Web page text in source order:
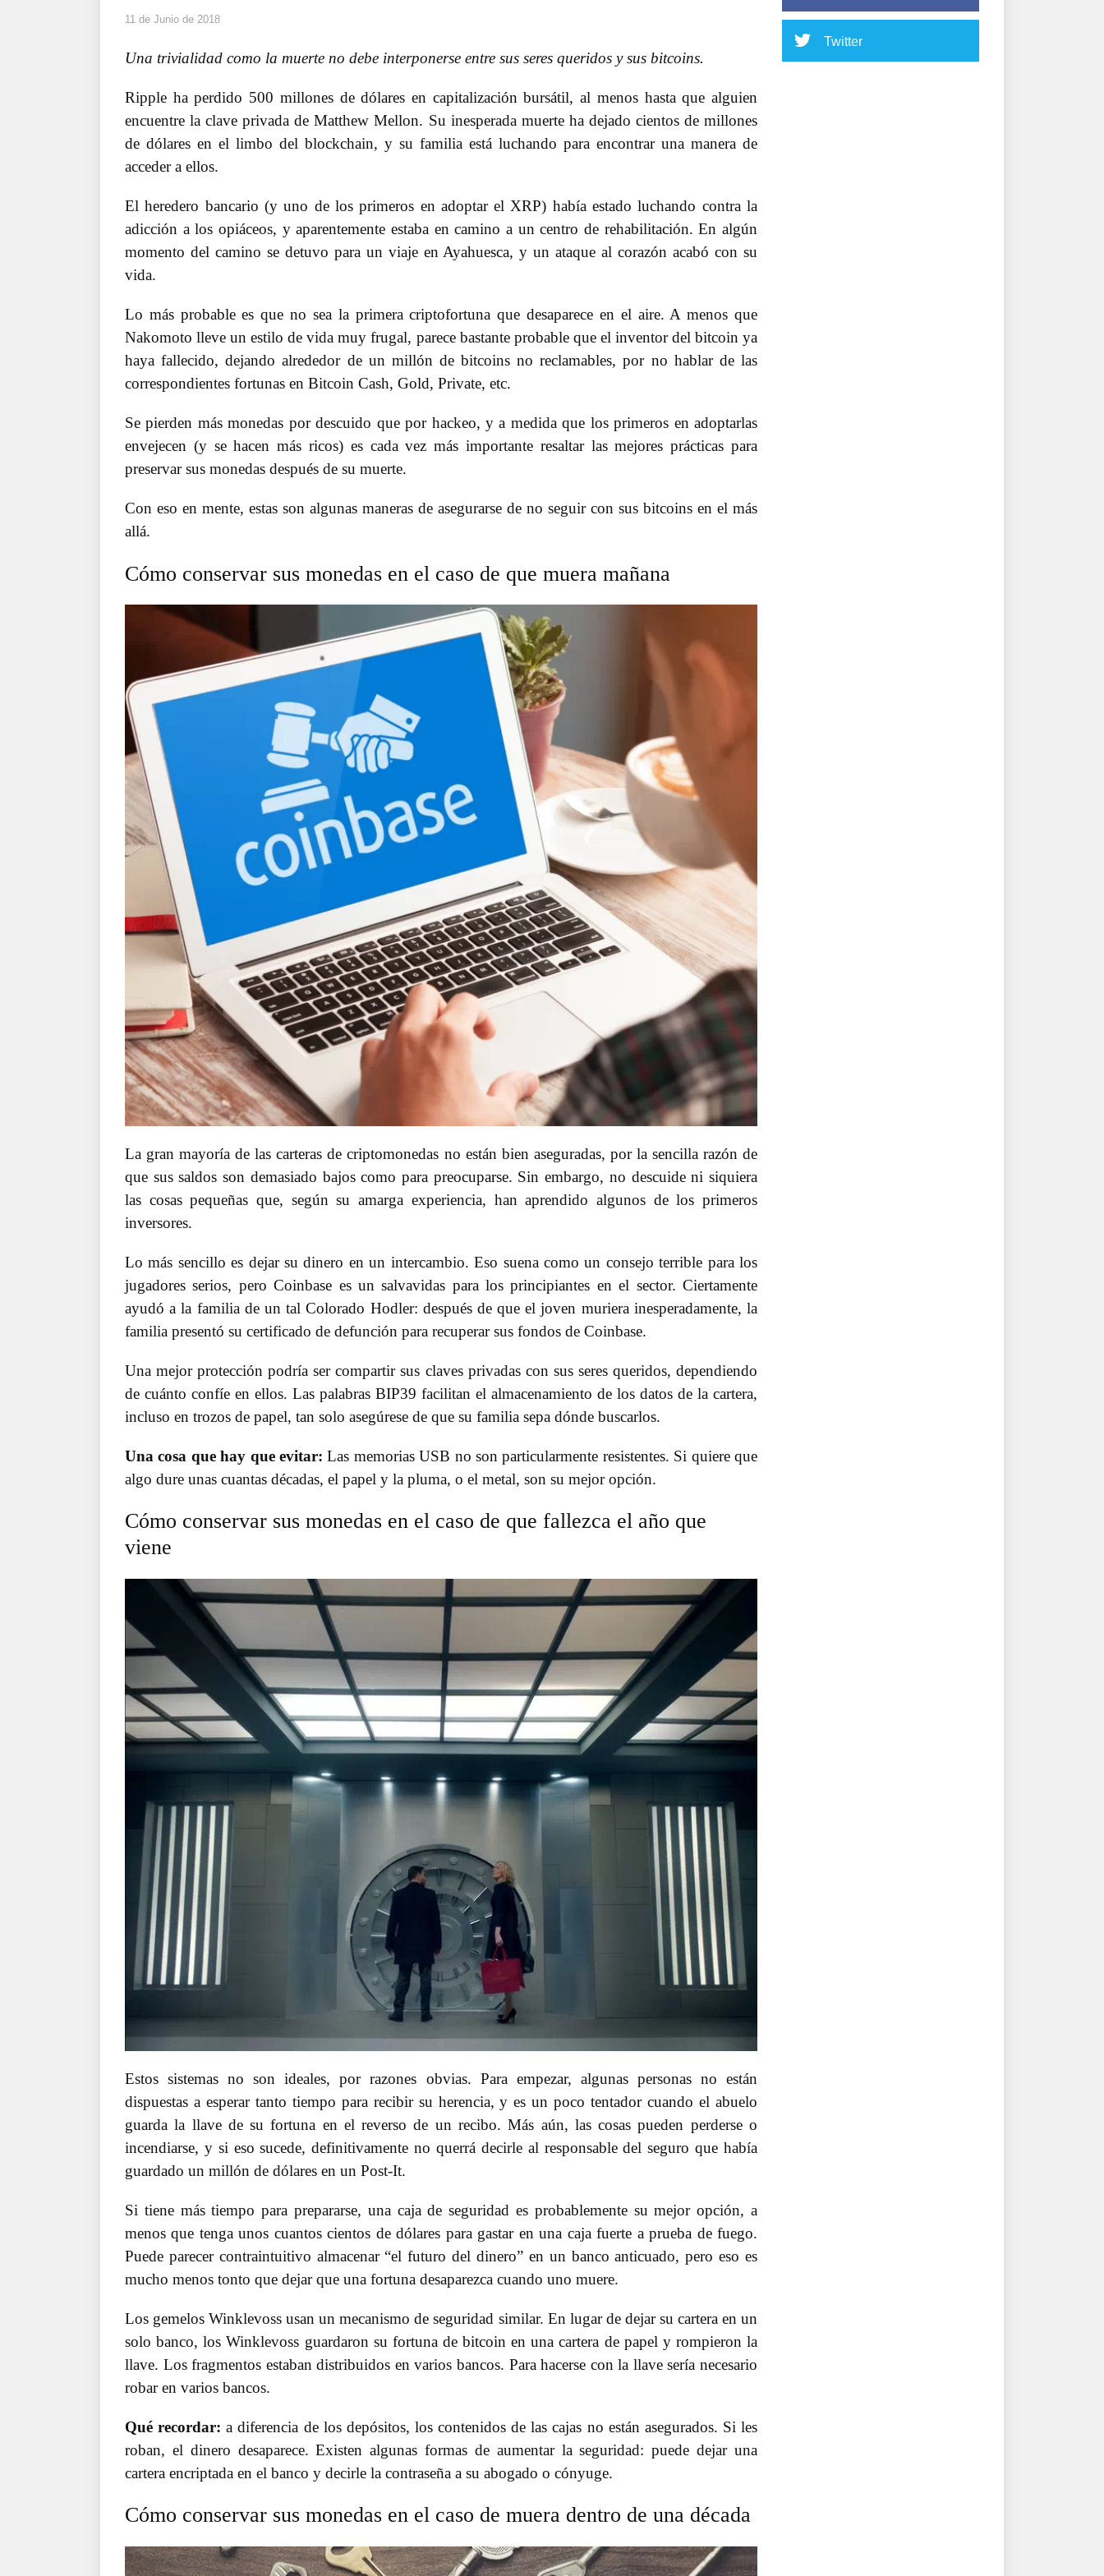
11 de Junio de 2018
Una trivialidad como la muerte no debe interponerse entre sus seres queridos y sus bitcoins.
Ripple ha perdido 500 millones de dólares en capitalización bursátil, al menos hasta que alguien
encuentre la clave privada de Matthew Mellon. Su inesperada muerte ha dejado cientos de millones
de dólares en el limbo del blockchain, y su familia está luchando para encontrar una manera de
acceder a ellos.
El heredero bancario (y uno de los primeros en adoptar el XRP) había estado luchando contra la
adicción a los opiáceos, y aparentemente estaba en camino a un centro de rehabilitación. En algún
momento del camino se detuvo para un viaje en Ayahuesca, y un ataque al corazón acabó con su
vida.
Lo más probable es que no sea la primera criptofortuna que desaparece en el aire. A menos que
Nakomoto lleve un estilo de vida muy frugal, parece bastante probable que el inventor del bitcoin ya
haya fallecido, dejando alrededor de un millón de bitcoins no reclamables, por no hablar de las
correspondientes fortunas en Bitcoin Cash, Gold, Private, etc.
Se pierden más monedas por descuido que por hackeo, y a medida que los primeros en adoptarlas
envejecen (y se hacen más ricos) es cada vez más importante resaltar las mejores prácticas para
preservar sus monedas después de su muerte.
Con eso en mente, estas son algunas maneras de asegurarse de no seguir con sus bitcoins en el más
allá.
Cómo conservar sus monedas en el caso de que muera mañana
La gran mayoría de las carteras de criptomonedas no están bien aseguradas, por la sencilla razón de
que sus saldos son demasiado bajos como para preocuparse. Sin embargo, no descuide ni siquiera
las cosas pequeñas que, según su amarga experiencia, han aprendido algunos de los primeros
inversores.
Lo más sencillo es dejar su dinero en un intercambio. Eso suena como un consejo terrible para los
jugadores serios, pero Coinbase es un salvavidas para los principiantes en el sector. Ciertamente
ayudó a la familia de un tal Colorado Hodler: después de que el joven muriera inesperadamente, la
familia presentó su certificado de defunción para recuperar sus fondos de Coinbase.
Una mejor protección podría ser compartir sus claves privadas con sus seres queridos, dependiendo
de cuánto confíe en ellos. Las palabras BIP39 facilitan el almacenamiento de los datos de la cartera,
incluso en trozos de papel, tan solo asegúrese de que su familia sepa dónde buscarlos.
Una cosa que hay que evitar: Las memorias USB no son particularmente resistentes. Si quiere que
algo dure unas cuantas décadas, el papel y la pluma, o el metal, son su mejor opción.
Cómo conservar sus monedas en el caso de que fallezca el año que
viene
Estos sistemas no son ideales, por razones obvias. Para empezar, algunas personas no están
dispuestas a esperar tanto tiempo para recibir su herencia, y es un poco tentador cuando el abuelo
guarda la llave de su fortuna en el reverso de un recibo. Más aún, las cosas pueden perderse o
incendiarse, y si eso sucede, definitivamente no querrá decirle al responsable del seguro que había
guardado un millón de dólares en un Post-It.
Si tiene más tiempo para prepararse, una caja de seguridad es probablemente su mejor opción, a
menos que tenga unos cuantos cientos de dólares para gastar en una caja fuerte a prueba de fuego.
Puede parecer contraintuitivo almacenar “el futuro del dinero” en un banco anticuado, pero eso es
mucho menos tonto que dejar que una fortuna desaparezca cuando uno muere.
Los gemelos Winklevoss usan un mecanismo de seguridad similar. En lugar de dejar su cartera en un
solo banco, los Winklevoss guardaron su fortuna de bitcoin en una cartera de papel y rompieron la
llave. Los fragmentos estaban distribuidos en varios bancos. Para hacerse con la llave sería necesario
robar en varios bancos.
Qué recordar: a diferencia de los depósitos, los contenidos de las cajas no están asegurados. Si les
roban, el dinero desaparece. Existen algunas formas de aumentar la seguridad: puede dejar una
cartera encriptada en el banco y decirle la contraseña a su abogado o cónyuge.
Cómo conservar sus monedas en el caso de muera dentro de una década
Twitter